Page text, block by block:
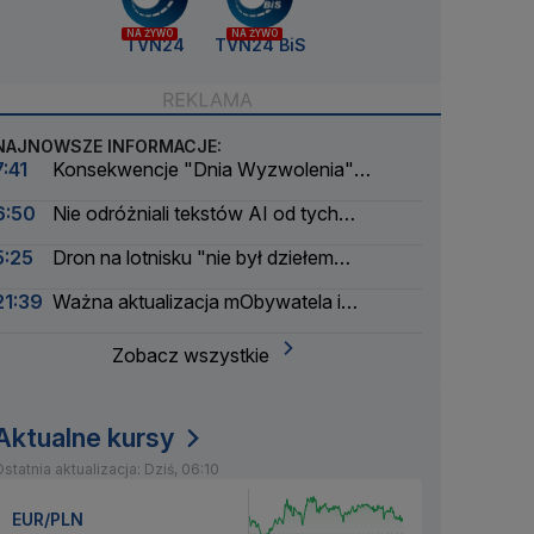
NA ŻYWO
TVN24
NA ŻYWO
TVN24 BiS
INFORMACJE:
Konsekwencje "Dnia Wyzwolenia"
Nie odróżniali tekstów AI od tych
Dron na lotnisku "nie był dziełem
Ważna aktualizacja mObywatela i
Zobacz wszystkie
kursy
aktualizacja: Dziś, 06:10
EUR/PLN